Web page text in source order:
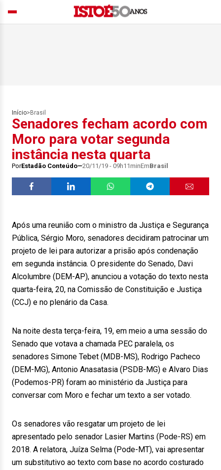
Início> Brasil
Senadores fecham acordo com
Moro para votar segunda
instância nesta quarta
PorEstadão Conteúdo 20/11/19 - 09h11minEmBrasil
Após uma reunião com o ministro da Justiça e Segurança
Pública, Sérgio Moro, senadores decidiram patrocinar um
projeto de lei para autorizar a prisão após condenação
em segunda instância. O presidente do Senado, Davi
Alcolumbre (DEM-AP), anunciou a votação do texto nesta
quarta-feira, 20, na Comissão de Constituição e Justiça
(CCJ) e no plenário da Casa.
Na noite desta terça-feira, 19, em meio a uma sessão do
Senado que votava a chamada PEC paralela, os
senadores Simone Tebet (MDB-MS), Rodrigo Pacheco
(DEM-MG), Antonio Anasatasia (PSDB-MG) e Alvaro Dias
(Podemos-PR) foram ao ministério da Justiça para
conversar com Moro e fechar um texto a ser votado.
Os senadores vão resgatar um projeto de lei
apresentado pelo senador Lasier Martins (Pode-RS) em
2018. A relatora, Juíza Selma (Pode-MT), vai apresentar
um substitutivo ao texto com base no acordo costurado